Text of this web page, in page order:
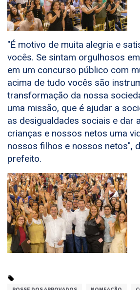
"É motivo de muita alegria e
vocês. Se sintam orgulhosos
em um concurso público com
acima de tudo vocês são
transformação da nossa
uma missão, que é ajudar a
as desigualdades sociais e dar
crianças e nossos netos uma
nossos filhos e nossos netos",
prefeito.